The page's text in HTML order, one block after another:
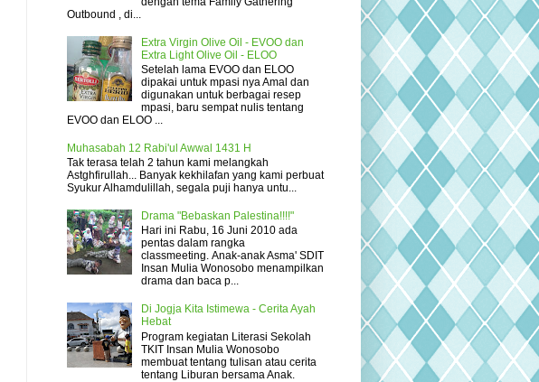
Outbound , di...
Extra Virgin Olive Oil - EVOO dan
Extra Light Olive Oil - ELOO
Setelah lama EVOO dan ELOO
dipakai untuk mpasi nya Amal dan
digunakan untuk berbagai resep
mpasi, baru sempat nulis tentang
EVOO dan ELOO ...
Muhasabah 12 Rabi'ul Awwal 1431 H
Tak terasa telah 2 tahun kami melangkah
Astghfirullah... Banyak kekhilafan yang kami perbuat
Syukur Alhamdulillah, segala puji hanya untu...
Drama "Bebaskan Palestina!!!!"
Hari ini Rabu, 16 Juni 2010 ada
pentas dalam rangka
classmeeting. Anak-anak Asma' SDIT
Insan Mulia Wonosobo menampilkan
drama dan baca p...
Di Jogja Kita Istimewa - Cerita Ayah
Hebat
Program kegiatan Literasi Sekolah
TKIT Insan Mulia Wonosobo
membuat tentang tulisan atau cerita
tentang Liburan bersama Anak.